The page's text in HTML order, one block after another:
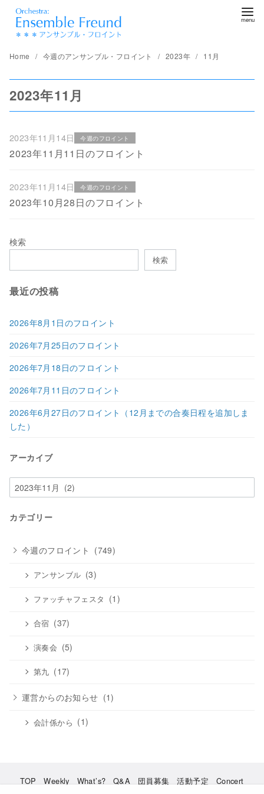
Home 今週のアンサンブル・フロイント 2023年 11月
2023年11月
2023年11月14日 今週のフロイント
2023年11月11日のフロイント
2023年11月14日 今週のフロイント
2023年10月28日のフロイント
検索
検索
最近の投稿
2026年8月1日のフロイント
2026年7月25日のフロイント
2026年7月18日のフロイント
2026年7月11日のフロイント
2026年6月27日のフロイント（12月までの合奏日程を追加しま
した）
アーカイブ
ア
ー
イ
カテゴリー
今週のフロイント (749)
アンサンブル (3)
ファッチャフェスタ (1)
合宿 (37)
演奏会 (5)
第九 (17)
運営からのお知らせ (1)
会計係から (1)
TOP Weekly What’s? Q&A 団員募集 活動予定 Concert